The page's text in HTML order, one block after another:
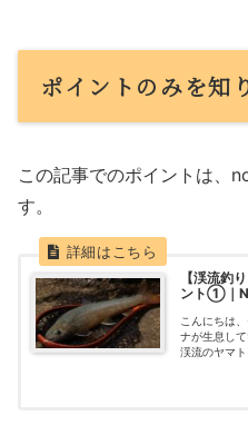
ポイントのみを知
この記事でのポイントは、
す。
【渓流釣
ント①｜
こんにちは
ナが生息して
渓流のヤマ